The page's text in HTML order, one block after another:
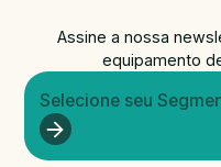
Assine a nossa
equipamento
Selecione seu